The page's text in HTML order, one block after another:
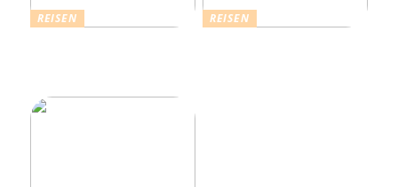
REISEN
REISEN